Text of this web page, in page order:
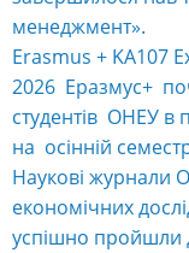
менеджмент».
Erasmus + KA107
2026 Еразмус+
студентів ОНЕУ в
на осінній
Наукові журнали
економічних
успішно пройшли